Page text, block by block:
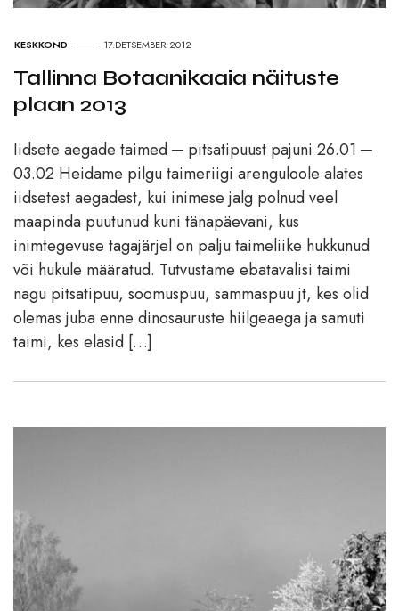
KESKKOND 17.DETSEMBER 2012
Tallinna Botaanikaaia näituste
plaan 2013
Iidsete aegade taimed ─ pitsatipuust pajuni 26.01 ─
03.02 Heidame pilgu taimeriigi arenguloole alates
iidsetest aegadest, kui inimese jalg polnud veel
maapinda puutunud kuni tänapäevani, kus
inimtegevuse tagajärjel on palju taimeliike hukkunud
või hukule määratud. Tutvustame ebatavalisi taimi
nagu pitsatipuu, soomuspuu, sammaspuu jt, kes olid
olemas juba enne dinosauruste hiilgeaega ja samuti
taimi, kes elasid […]